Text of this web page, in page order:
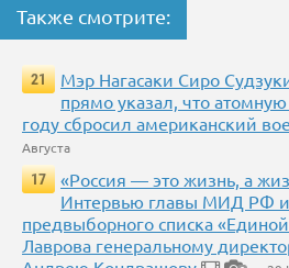
Также смотрите:
21
Мэр Нагасаки Сиро
прямо указал, что
году сбросил американский
Августа
17
«Россия — это жизнь, а
Интервью главы МИД РФ
предвыборного списка
Лаврова генеральному